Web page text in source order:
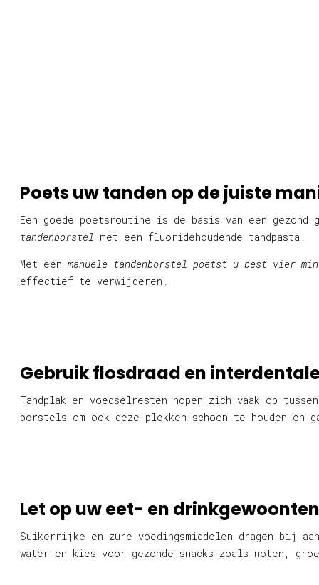
Poets uw tanden op de juiste
Een goede poetsroutine is de basis van een
tandenborstel mét een fluoridehoudende tandpasta.
Met een manuele tandenborstel poetst u best vier
effectief te verwijderen.
Gebruik flosdraad en
Tandplak en voedselresten hopen zich vaak op
borstels om ook deze plekken schoon te houden en
Let op uw eet- en drinkgewoonten
Suikerrijke en zure voedingsmiddelen dragen bij
water en kies voor gezonde snacks zoals noten,